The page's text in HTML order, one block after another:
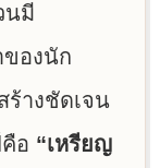
นมี
องนัก
ร้างชัดเจน
อ “เหรียญ